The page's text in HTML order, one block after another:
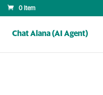
0 Item
Chat Alana (AI Agent)